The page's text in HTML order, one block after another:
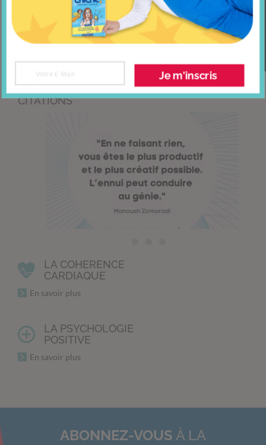
CITATIONS
LA COHERENCE
CARDIAQUE
En savoir plus
LA PSYCHOLOGIE
POSITIVE
En savoir plus
ABONNEZ-VOUS À LA
Je m'inscris